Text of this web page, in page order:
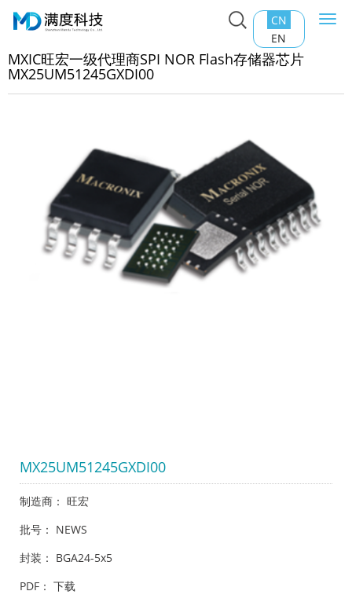
CN
EN
主页>产品中心>Nor Flash
MXIC旺宏一级代理商SPI
MXIC旺宏一级代理商SPI NOR Flash存储器芯片
MX25UM51245GXDI00
MX25UM51245GXDI00
制造商： 旺宏
批号： NEWS
封装： BGA24-5x5
PDF： 下载